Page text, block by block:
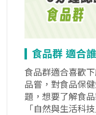
食品群 適合
食品群適合喜歡
品嘗，對食品保
題，想要了解食
「自然與生活科